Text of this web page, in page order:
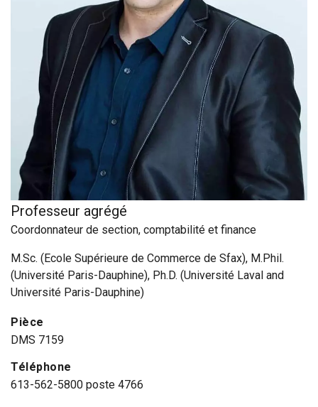
Professeur agrégé
Coordonnateur de section, comptabilité et finance
M.Sc. (Ecole Supérieure de Commerce de Sfax), M.Phil.
(Université Paris-Dauphine), Ph.D. (Université Laval and
Université Paris-Dauphine)
Pièce
DMS 7159
Téléphone
613-562-5800 poste 4766